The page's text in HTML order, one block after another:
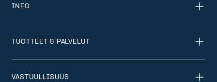
INFO
TUOTTEET & PALVELUT
VASTUULLISUUS